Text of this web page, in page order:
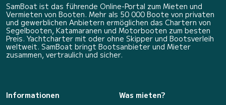
SamBoat ist das führende Online-Portal zum Mieten und
Vermieten von Booten. Mehr als 50 000 Boote von privaten
und gewerblichen Anbietern ermöglichen das Chartern von
Segelbooten, Katamaranen und Motorbooten zum besten
Preis. Yachtcharter mit oder ohne Skipper und Bootsverleih
weltweit. SamBoat bringt Bootsanbieter und Mieter
zusammen, vertraulich und sicher.
Informationen
Was mieten?